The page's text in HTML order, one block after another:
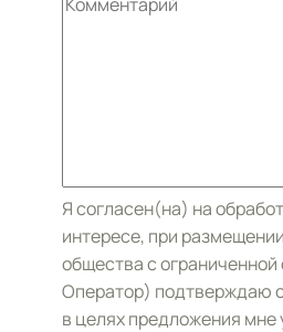
Я согласен(на) на
интересе, при
общества с
Оператор) подтверждаю
в целях предложения мне